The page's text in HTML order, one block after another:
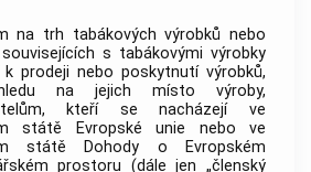
na trh tabákových výrobků nebo
s tabákovými výrobky
k prodeji nebo poskytnutí výrobků,
na jejich místo výroby,
, kteří se nacházejí ve
státě Evropské unie nebo ve
státě Dohody o Evropském
prostoru (dále jen „členský